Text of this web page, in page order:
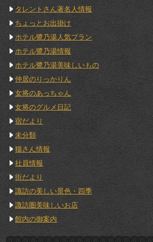
タレントさん著名人情報
ちょっとお出掛け
ホテル鷺乃湯人気プラン
ホテル鷺乃湯情報
ホテル鷺乃湯美味しいもの
仲居のりっかりん
女将のあっちゃん
女将のグルメ日記
宿だより
未分類
猫さん情報
社員情報
街だより
諏訪の美しい景色・四季
諏訪圏美味しいお店
館内の御案内